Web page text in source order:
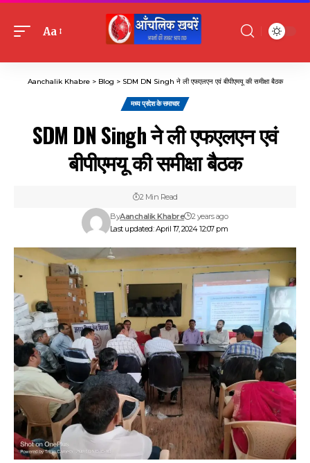
Font
Aa
Aanchalik Khabre> Blog > SDM DN Singh ने ली एफएलएन एवं बीपीएमयू की समीक्षा बैठक
मध्य प्रदेश के समाचार
SDM DN Singh ने ली एफएलएन एवं
बीपीएमयू की समीक्षा बैठक
Last updated: April 17, 2024 12:07 pm
ByAanchalik Khabre 2 years ago
2 Min Read